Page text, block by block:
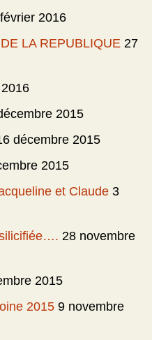
2016
LA REPUBLIQUE 27
2015
décembre 2015
2015
et Claude 3
28 novembre
2015
2015 9 novembre